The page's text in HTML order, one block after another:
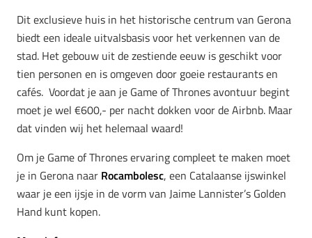
Dit exclusieve huis in het historische centrum van Gerona
biedt een ideale uitvalsbasis voor het verkennen van de
stad. Het gebouw uit de zestiende eeuw is geschikt voor
tien personen en is omgeven door goeie restaurants en
cafés. Voordat je aan je Game of Thrones avontuur begint
moet je wel €600,- per nacht dokken voor de Airbnb. Maar
dat vinden wij het helemaal waard!
Om je Game of Thrones ervaring compleet te maken moet
je in Gerona naar Rocambolesc, een Catalaanse ijswinkel
waar je een ijsje in de vorm van Jaime Lannister’s Golden
Hand kunt kopen.